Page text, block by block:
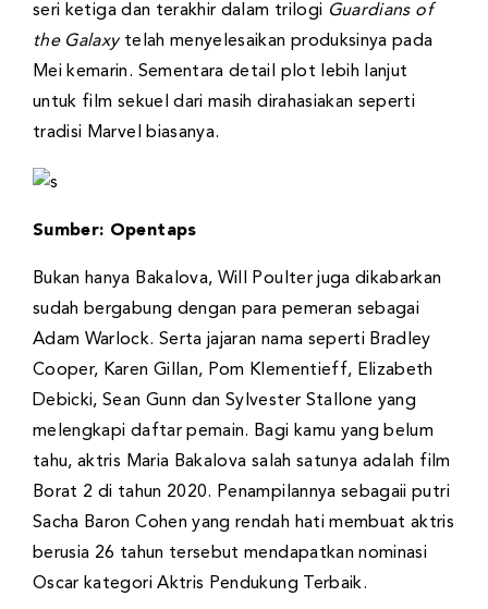
seri ketiga dan terakhir dalam trilogi Guardians of
the Galaxy telah menyelesaikan produksinya pada
Mei kemarin. Sementara detail plot lebih lanjut
untuk film sekuel dari masih dirahasiakan seperti
tradisi Marvel biasanya.
Sumber: Opentaps
Bukan hanya Bakalova, Will Poulter juga dikabarkan
sudah bergabung dengan para pemeran sebagai
Adam Warlock. Serta jajaran nama seperti Bradley
Cooper, Karen Gillan, Pom Klementieff, Elizabeth
Debicki, Sean Gunn dan Sylvester Stallone yang
melengkapi daftar pemain. Bagi kamu yang belum
tahu, aktris Maria Bakalova salah satunya adalah film
Borat 2 di tahun 2020. Penampilannya sebagaii putri
Sacha Baron Cohen yang rendah hati membuat aktris
berusia 26 tahun tersebut mendapatkan nominasi
Oscar kategori Aktris Pendukung Terbaik.